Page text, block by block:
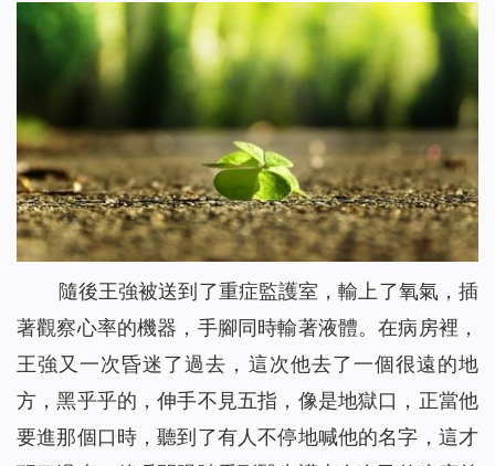
隨後王強被送到了重症監護室，輸上了氧氣，插
著觀察心率的機器，手腳同時輸著液體。在病房裡，
王強又一次昏迷了過去，這次他去了一個很遠的地
方，黑乎乎的，伸手不見五指，像是地獄口，正當他
要進那個口時，聽到了有人不停地喊他的名字，這才